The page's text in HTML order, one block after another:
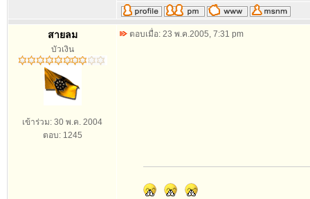
สายลม
บัวเงิน
เข้าร่วม: 30 พ.ค. 2004
ตอบ: 1245
ตอบเมื่อ: 23 พ.ค.2005, 7:31 pm